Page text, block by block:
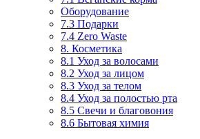
Оборудование
7.3 Подарки
7.4 Zero Waste
8. Косметика
8.1 Уход за волосами
8.2 Уход за лицом
8.3 Уход за телом
8.4 Уход за полостью рта
8.5 Свечи и благовония
8.6 Бытовая химия